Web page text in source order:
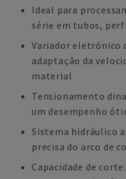
Ideal para
série em tubos,
Variador eletrónico
adaptação da
material
Tensionamento
um desempenho
Sistema hidráulico
precisa do arco de
Capacidade de